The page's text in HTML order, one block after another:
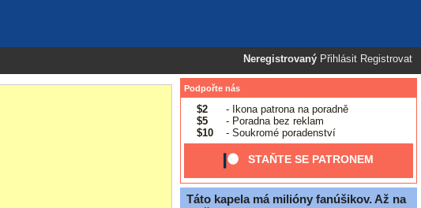
Neregistrovaný Přihlásit Registrovat
Podpořte nás
$2
- Ikona patrona na poradně
$5
- Poradna bez reklam
$10
- Soukromé poradenství
STAŇTE SE PATRONEM
Táto kapela má milióny fanúšikov. Až na